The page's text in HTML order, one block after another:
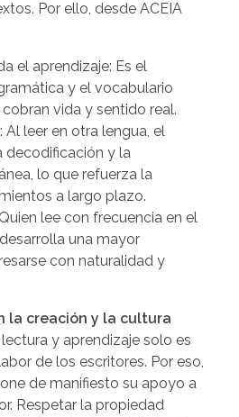
Por ello, desde ACEIA
el aprendizaje: Es el
y el vocabulario
vida y sentido real.
Al leer en otra lengua, el
decodificación y la
lo que refuerza la
a largo plazo.
lee con frecuencia en el
una mayor
con naturalidad y
la creación y la cultura
y aprendizaje solo es
de los escritores. Por eso,
de manifiesto su apoyo a
Respetar la propiedad